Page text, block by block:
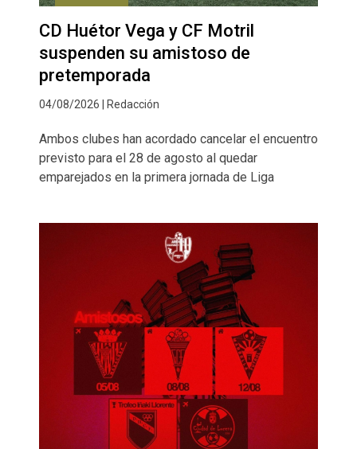
CD Huétor Vega y CF Motril
suspenden su amistoso de
pretemporada
04/08/2026 | Redacción
Ambos clubes han acordado cancelar el encuentro
previsto para el 28 de agosto al quedar
emparejados en la primera jornada de Liga